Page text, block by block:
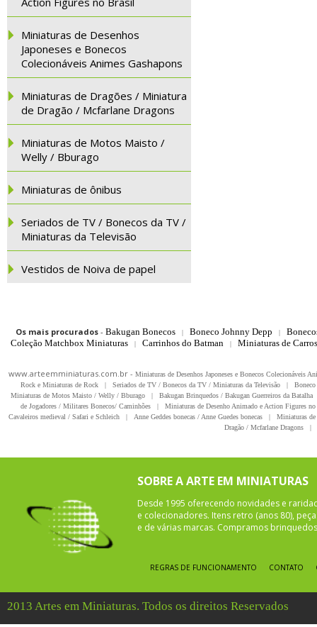
Miniaturas de Desenhos
Japoneses e Bonecos
Colecionáveis Animes Gashapons
Miniaturas de Dragões / Miniatura
de Dragão / Mcfarlane Dragons
Miniaturas de Motos Maisto /
Welly / Bburago
Miniaturas de ônibus
Seriados de TV / Bonecos da TV /
Miniaturas da Televisão
Vestidos de Noiva de papel
Os mais procurados- Bakugan Bonecos | Boneco Johnny Depp |
Coleção Matchbox Miniaturas
| Carrinhos do Batman | Miniaturas de
www.arteemminiaturas.com.br - Miniaturas de Desenhos Japoneses e Bonecos Colecionáveis
Rock e Miniaturas de Rock
| Seriados de TV / Bonecos da TV / Miniaturas da Televisão |
Miniaturas de Motos Maisto / Welly / Bburago
| Bakugan Brinquedos / Bakugan Guerreiros da Batalha
de Jogadores / Militares Bonecos/ Caminhões
|
Miniaturas de Desenho Animado e Action Figures
Cavaleiros medieval / Safari e Schleich
| Anne Geddes bonecas / Anne Guedes bonecas |
Miniaturas
Dragão / Mcfarlane Dragons
|
SOBRE A ARTE EM MINIATURAS
Desde 1995 oferecendo novidades e
e colecionadores. Itens retro (anos 80),
e de várias marcas. Compramos
REGRAS DE FUNCIONAMENTO CONTATO
2013 Artes em Miniaturas. Todos os direitos Reservados